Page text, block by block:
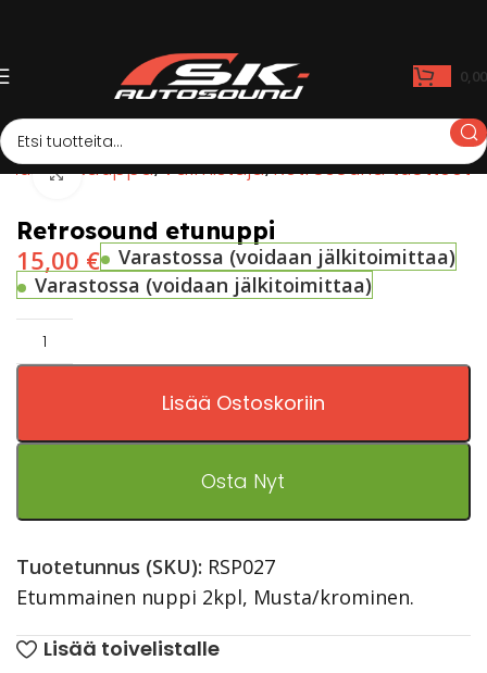
Etusivu Kauppa Valmistaja Retrosound tuotteet
Click to enlarge
Retrosound etunuppi
15,00 €
Varastossa (voidaan jälkitoimittaa)
Varastossa (voidaan jälkitoimittaa)
Lisää Ostoskoriin
Osta Nyt
Tuotetunnus (SKU): RSP027
Etummainen nuppi 2kpl, Musta/krominen.
Lisää toivelistalle